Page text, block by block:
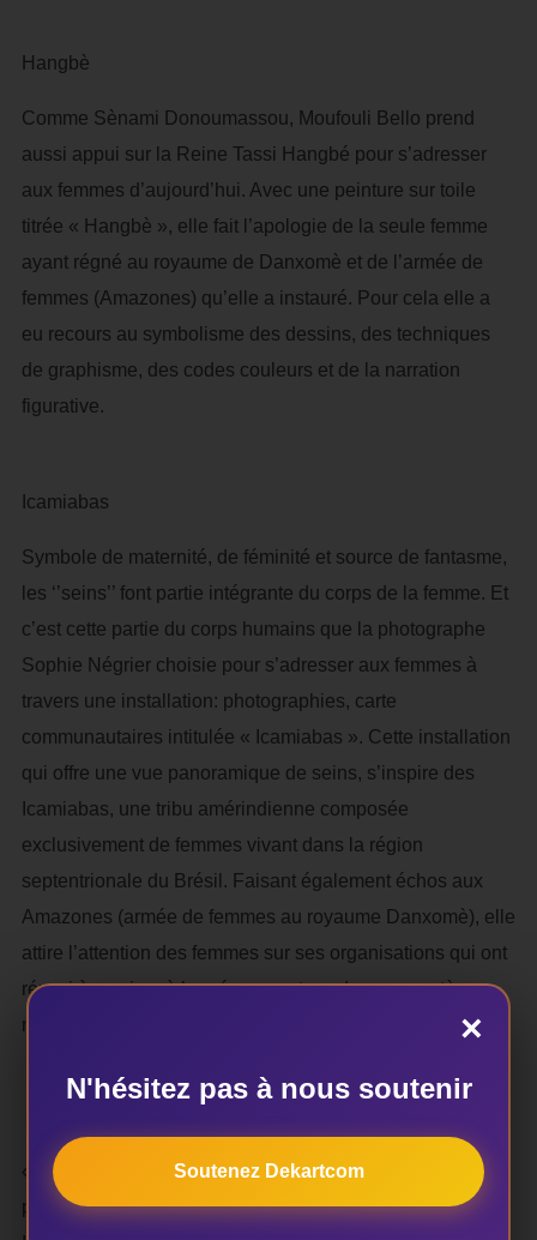
Hangbè
Comme Sènami Donoumassou, Moufouli Bello prend
aussi appui sur la Reine Tassi Hangbé pour s’adresser
aux femmes d’aujourd’hui. Avec une peinture sur toile
titrée « Hangbè », elle fait l’apologie de la seule femme
ayant régné au royaume de Danxomè et de l’armée de
femmes (Amazones) qu’elle a instauré. Pour cela elle a
eu recours au symbolisme des dessins, des techniques
de graphisme, des codes couleurs et de la narration
figurative.
Icamiabas
Symbole de maternité, de féminité et source de fantasme,
les ‘’seins’’ font partie intégrante du corps de la femme. Et
c’est cette partie du corps humains que la photographe
Sophie Négrier choisie pour s’adresser aux femmes à
travers une installation: photographies, carte
communautaires intitulée « Icamiabas ». Cette installation
qui offre une vue panoramique de seins, s’inspire des
Icamiabas, une tribu amérindienne composée
exclusivement de femmes vivant dans la région
septentrionale du Brésil. Faisant également échos aux
Amazones (armée de femmes au royaume Danxomè), elle
attire l’attention des femmes sur ses organisations qui ont
réussi à survivre à leur époque et ce, dans un système
non-patriarcal.
« Ne suis-je pas une femme ? » est le titre de la série
présentée par le photographe béninois Joannès Mawuna.
×
N'hésitez pas à nous soutenir
Soutenez Dekartcom